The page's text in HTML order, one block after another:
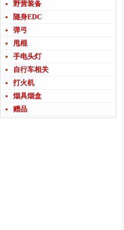
野营装备
随身EDC
弹弓
甩棍
手电头灯
自行车相关
打火机
烟具烟盒
赠品